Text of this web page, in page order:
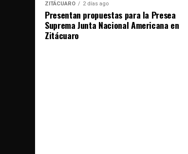
ZITÁCUARO 2 días ago
Presentan propuestas para la Presea
Suprema Junta Nacional Americana en
Zitácuaro